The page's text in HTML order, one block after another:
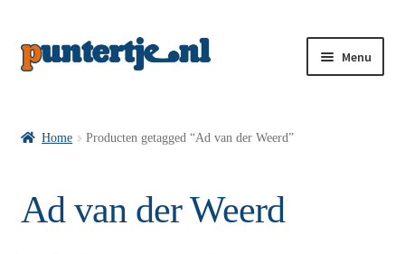
Menu
Home Producten getagged “Ad van der Weerd”
Ad van der Weerd